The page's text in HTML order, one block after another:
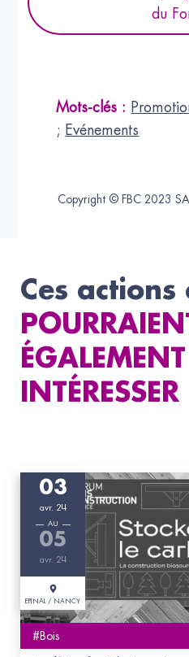
du
Mots-clés :
; Evénements
Copyright © FBC 2023
Ces actions
INTÉRESSER
03
avr. 24
AU
05
avr. 24
EPINAL / NANCY
#Bois